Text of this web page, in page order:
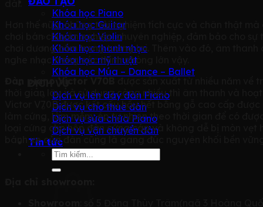
Khóa học Piano
Khóa học Guitar
Khóa học Violin
Khóa học thanh nhạc
Khóa học mỹ thuật
Khóa học Múa – Dance – Ballet
Dịch vụ lên dây đàn Piano
Dịch vụ cho thuê đàn
Dịch vụ sửa chữa Piano
Dịch vụ vận chuyển đàn
Tin tức
Tìm
Hơn thế nữa, những trải nghiệm tích cực và chân thật mà
chơi bán chuyên nghiệp, chuyên nghiệp, đảm bảo cho
chơi dương cầm trong tương lai. Thêm vào đó, âm
nghe nhạc trong các thính phòng lớn vậy.
Đàn piano Victor V70B
thời gian lâu và sử dụng càng nhiều thì âm thanh và
Victor V70B được kết cấu hầu hết bằng gỗ cao cấp
làm cứng, làm mềm, ép tự nhiên theo thời gian để có
loại cứng cho hộp đàn cứng cáp và không dễ bị mòn
bánh xe của đàn cũng là gang đúc nguyên khối bền vững.